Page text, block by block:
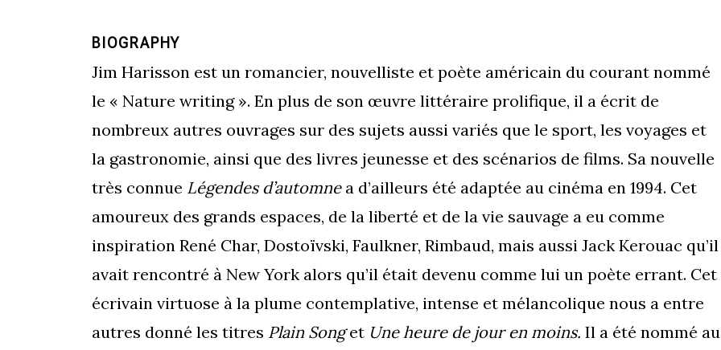
BIOGRAPHY
Jim Harisson est un romancier, nouvelliste et poète américain du courant nommé
le « Nature writing ». En plus de son œuvre littéraire prolifique, il a écrit de
nombreux autres ouvrages sur des sujets aussi variés que le sport, les voyages et
la gastronomie, ainsi que des livres jeunesse et des scénarios de films. Sa nouvelle
très connue Légendes d’automnea d’ailleurs été adaptée au cinéma en 1994. Cet
amoureux des grands espaces, de la liberté et de la vie sauvage a eu comme
inspiration René Char, Dostoïvski, Faulkner, Rimbaud, mais aussi Jack Kerouac qu’il
avait rencontré à New York alors qu’il était devenu comme lui un poète errant. Cet
écrivain virtuose à la plume contemplative, intense et mélancolique nous a entre
autres donné les titres Plain Songet Une heure de jour en moins. Il a été nommé au